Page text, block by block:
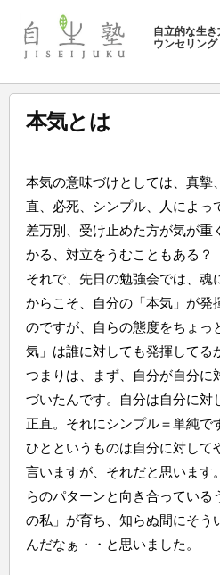
ン
自
塾
自立的な生
ウンセリング
本気とは
y
自
生
塾
本気の意味づけとしては、真摯
直、必死、シンプル、人によっ
差万別、受け止めた方が気が重
かる、対立をうむこともある？
それで、先日の勉強会では、魂
からこそ、自分の「本気」が発
のですが、自らの態度をちょっ
気」は誰に対しても発揮してる
つまりは、まず、自分が自分に
づいたんです。自分は自分に対
正直。それにシンプル＝単純で
ひとというものは自分に対して
言いますが、それだと思います
らのパターンと向き合っている
の私」が育ち、知らぬ間にそう
んだなぁ・・と思いました。